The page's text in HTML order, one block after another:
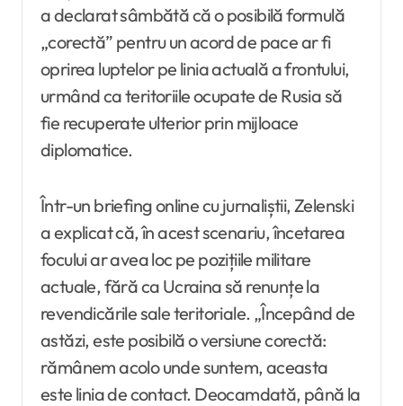
a declarat sâmbătă că o posibilă formulă
„corectă” pentru un acord de pace ar fi
oprirea luptelor pe linia actuală a frontului,
urmând ca teritoriile ocupate de Rusia să
fie recuperate ulterior prin mijloace
diplomatice.
Într-un briefing online cu jurnaliștii, Zelenski
a explicat că, în acest scenariu, încetarea
focului ar avea loc pe pozițiile militare
actuale, fără ca Ucraina să renunțe la
revendicările sale teritoriale. „Începând de
astăzi, este posibilă o versiune corectă:
rămânem acolo unde suntem, aceasta
este linia de contact. Deocamdată, până la